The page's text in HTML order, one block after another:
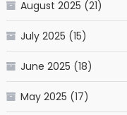
August 2025 (21)
July 2025 (15)
June 2025 (18)
May 2025 (17)